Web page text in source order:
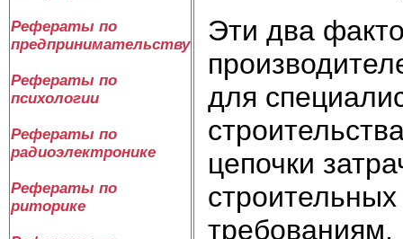
Рефераты по
предпринимательству
Рефераты по
психологии
Рефераты по
радиоэлектронике
Рефераты по
риторике
Эти два
для
цепочки
требованиям.